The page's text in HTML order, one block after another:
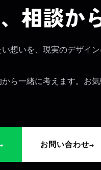
相談から
想いを、現実のデザイン
ら一緒に考えます。お
お問い合わせ→